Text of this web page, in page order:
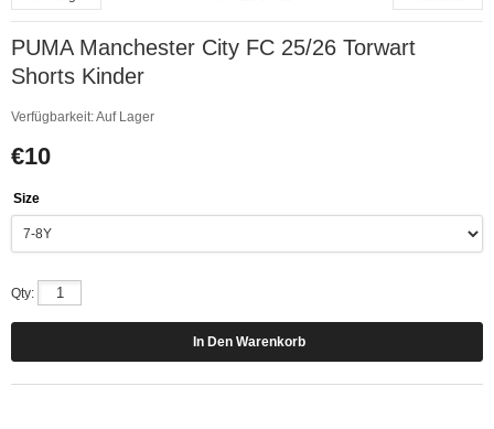
PUMA Manchester City FC 25/26 Torwart
Shorts Kinder
Verfügbarkeit:Auf Lager
€10
Size
Qty: